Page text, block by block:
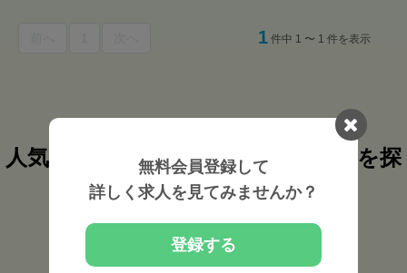
1 件中 1 〜 1 件を表示
人気検索条件から柔道整復師の求人を探
す
千葉県いすみ市 市区町村から探す
無料会員登録して
詳しく求人を見てみませんか？
登録する